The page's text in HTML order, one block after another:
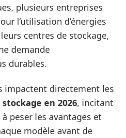
plusieurs entreprises
l’utilisation d’énergies
centres de stockage,
demande
durables.
impactent directement les
en 2026, incitant
peser les avantages et
modèle avant de